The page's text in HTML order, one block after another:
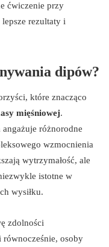
ćwiczenie przy
rezultaty i
dipów?
które znacząco
mięśniowej.
różnorodne
wzmocnienia
wytrzymałość, ale
istotne w
wysiłku.
zdolności
osoby